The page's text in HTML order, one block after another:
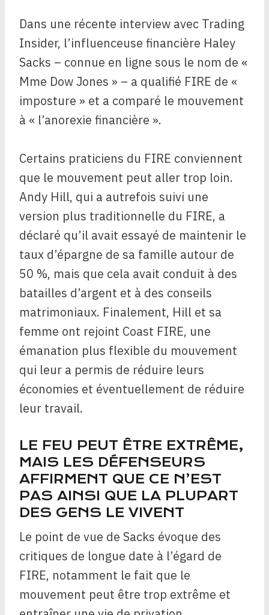
Dans une récente interview avec Trading
Insider, l’influenceuse financière Haley
Sacks – connue en ligne sous le nom de «
Mme Dow Jones » – a qualifié FIRE de «
imposture » et a comparé le mouvement
à « l’anorexie financière ».
Certains praticiens du FIRE conviennent
que le mouvement peut aller trop loin.
Andy Hill, qui a autrefois suivi une
version plus traditionnelle du FIRE, a
déclaré qu’il avait essayé de maintenir le
taux d’épargne de sa famille autour de
50 %, mais que cela avait conduit à des
batailles d’argent et à des conseils
matrimoniaux. Finalement, Hill et sa
femme ont rejoint Coast FIRE, une
émanation plus flexible du mouvement
qui leur a permis de réduire leurs
économies et éventuellement de réduire
leur travail.
LE FEU PEUT ÊTRE EXTRÊME,
MAIS LES DÉFENSEURS
AFFIRMENT QUE CE N’EST
PAS AINSI QUE LA PLUPART
DES GENS LE VIVENT
Le point de vue de Sacks évoque des
critiques de longue date à l’égard de
FIRE, notamment le fait que le
mouvement peut être trop extrême et